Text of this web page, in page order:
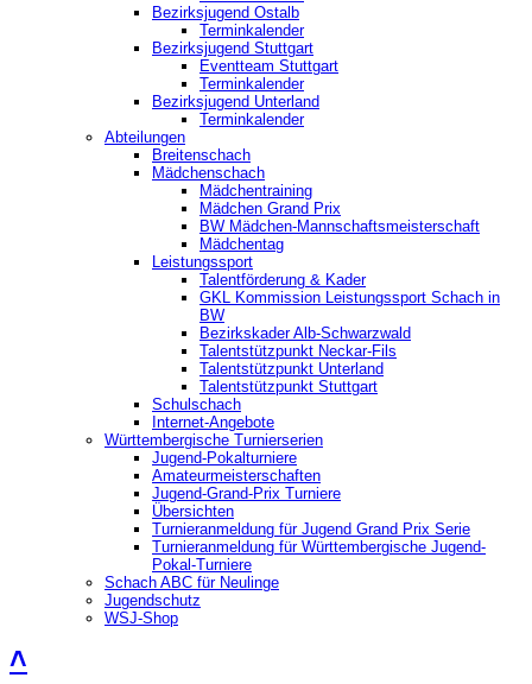
Bezirksjugend Ostalb
Terminkalender
Bezirksjugend Stuttgart
‎Eventteam Stuttgart
Terminkalender
Bezirksjugend Unterland
Terminkalender
Abteilungen
Breitenschach
Mädchenschach
Mädchentraining
Mädchen Grand Prix
BW Mädchen-Mannschaftsmeisterschaft
Mädchentag
Leistungssport
Talentförderung & Kader
GKL Kommission Leistungssport Schach in
BW
Bezirkskader Alb-Schwarzwald
Talentstützpunkt Neckar-Fils
Talentstützpunkt Unterland
Talentstützpunkt Stuttgart
Schulschach
Internet-Angebote
Württembergische Turnierserien
Jugend-Pokalturniere
Amateurmeisterschaften
Jugend-Grand-Prix Turniere
Übersichten
Turnieranmeldung für Jugend Grand Prix Serie
Turnieranmeldung für Württembergische Jugend-
Pokal-Turniere
Schach ABC für Neulinge
Jugendschutz
WSJ-Shop
˄